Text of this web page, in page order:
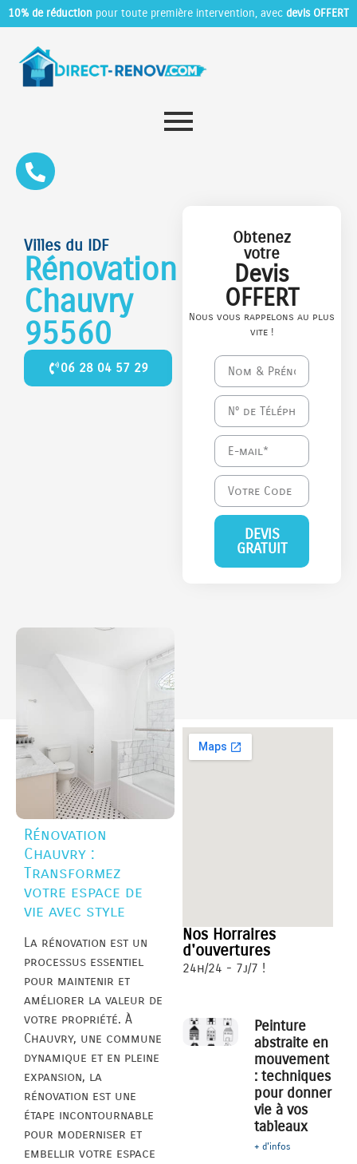
10% de réduction pour toute première intervention, avec devis OFFERT
Villes du IDF
Rénovation
Chauvry
95560
06 28 04 57 29
Obtenez
votre
Devis
OFFERT
Nous vous rappelons au plus
vite !
DEVIS
GRATUIT
Rénovation
Chauvry :
Transformez
votre espace de
vie avec style
La rénovation est un
processus essentiel
pour maintenir et
améliorer la valeur de
votre propriété. À
Chauvry, une commune
dynamique et en pleine
expansion, la
rénovation est une
étape incontournable
pour moderniser et
embellir votre espace
Nos Horraires
d'ouvertures
24h/24 - 7j/7 !
Peinture
abstraite en
mouvement
: techniques
pour donner
vie à vos
tableaux
+ d'infos